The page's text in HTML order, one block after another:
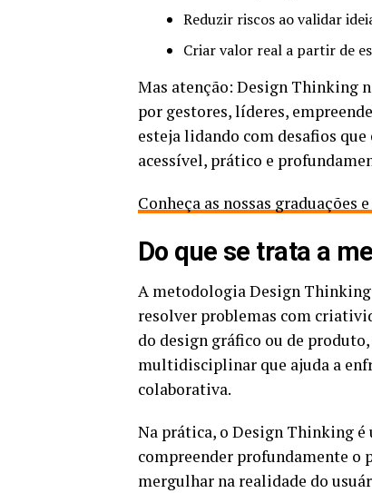
Reduzir riscos ao validar
Criar valor real a partir de
Mas atenção: Design Thinking
por gestores, líderes,
esteja lidando com desafios que
acessível, prático e
Conheça as nossas graduações
Do que se trata a
A metodologia Design Thinking
resolver problemas com
do design gráfico ou de
multidisciplinar que ajuda a
colaborativa.
Na prática, o Design Thinking
compreender profundamente o
mergulhar na realidade do